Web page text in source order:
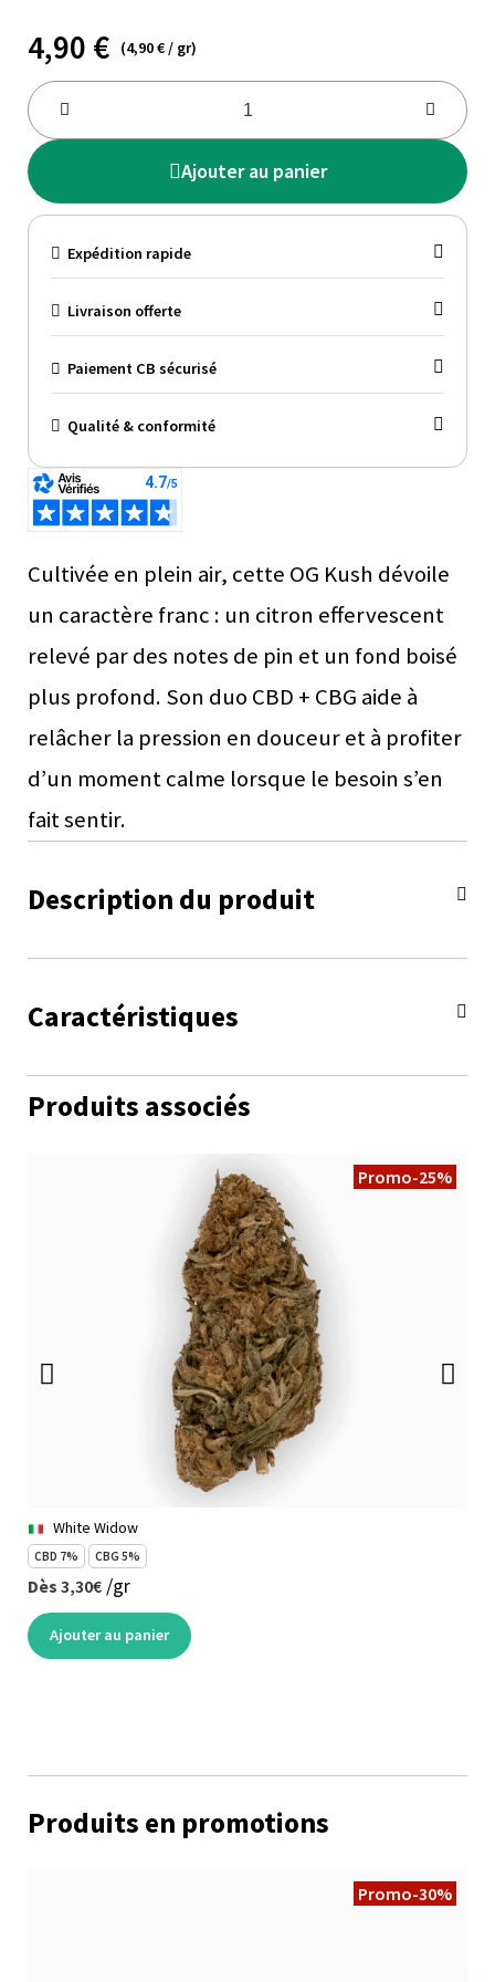
Cultivée en plein air, cette OG Kush dévoile
un caractère franc : un citron effervescent
relevé par des notes de pin et un fond boisé
plus profond. Son duo CBD + CBG aide à
relâcher la pression en douceur et à profiter
d’un moment calme lorsque le besoin s’en
fait sentir.
Description du produit
Caractéristiques
Produits associés
Promo-25%
White Widow
CBD 7% CBG 5%
Dès 3,30€ /gr
Ajouter au panier
4,90 € (4,90 € / gr)
Ajouter au panier
Expédition rapide
Livraison offerte
Paiement CB sécurisé
Qualité & conformité
Produits en promotions
Promo-30%